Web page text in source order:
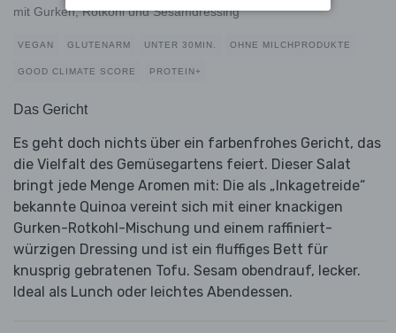
mit Gurken, Rotkohl und Sesamdressing
VEGAN GLUTENARM UNTER 30MIN. OHNE MILCHPRODUKTE
GOOD CLIMATE SCORE PROTEIN+
Das Gericht
Es geht doch nichts über ein farbenfrohes Gericht, das
die Vielfalt des Gemüsegartens feiert. Dieser Salat
bringt jede Menge Aromen mit: Die als „Inkagetreide“
bekannte Quinoa vereint sich mit einer knackigen
Gurken-Rotkohl-Mischung und einem raffiniert-
würzigen Dressing und ist ein fluffiges Bett für
knusprig gebratenen Tofu. Sesam obendrauf, lecker.
Ideal als Lunch oder leichtes Abendessen.